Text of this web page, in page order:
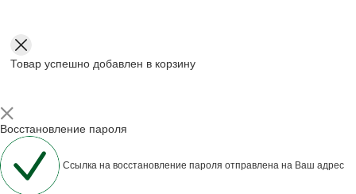
Товар успешно добавлен в корзину
Восстановление пароля
Ссылка на восстановление пароля отправлена на Ваш адрес